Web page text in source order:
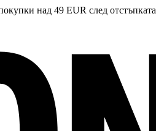
над 49 EUR след отстъпката